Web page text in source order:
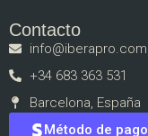
Contacto
info@iberapro.com
+34 683 363 531
Barcelona, España
Método de pago